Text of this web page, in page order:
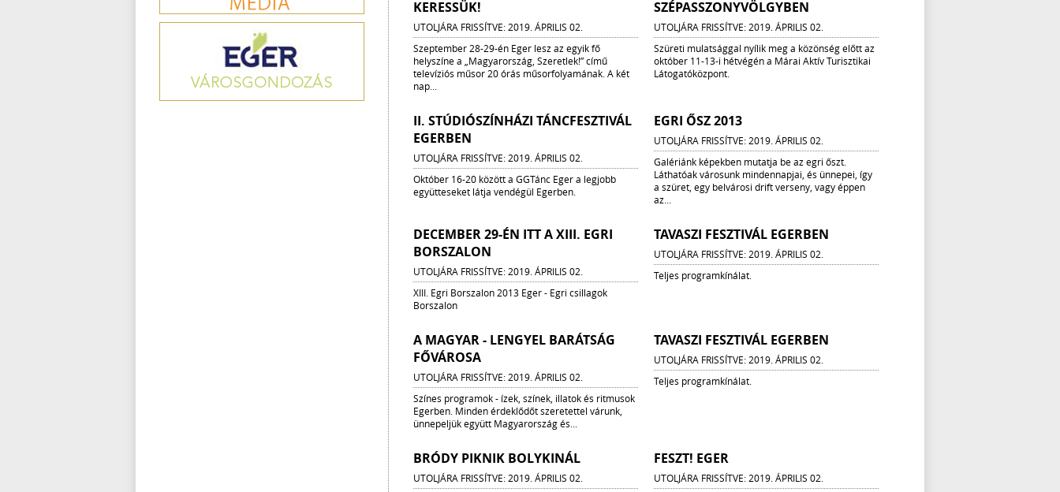
KERESSÜK!
UTOLJÁRA FRISSÍTVE: 2019. ÁPRILIS 02.
Szeptember 28-29-én Eger lesz az egyik fő
helyszíne a „Magyarország, Szeretlek!” című
televíziós műsor 20 órás műsorfolyamának. A két
nap...
SZÉPASSZONYVÖLGYBEN
UTOLJÁRA FRISSÍTVE: 2019. ÁPRILIS 02.
Szüreti mulatsággal nyílik meg a közönség előtt az
október 11-13-i hétvégén a Márai Aktív Turisztikai
Látogatóközpont.
II. STÚDIÓSZÍNHÁZI TÁNCFESZTIVÁL
EGERBEN
UTOLJÁRA FRISSÍTVE: 2019. ÁPRILIS 02.
Október 16-20 között a GGTánc Eger a legjobb
együtteseket látja vendégül Egerben.
EGRI ŐSZ 2013
UTOLJÁRA FRISSÍTVE: 2019. ÁPRILIS 02.
Galériánk képekben mutatja be az egri őszt.
Láthatóak városunk mindennapjai, és ünnepei, így
a szüret, egy belvárosi drift verseny, vagy éppen
az...
DECEMBER 29-ÉN ITT A XIII. EGRI
BORSZALON
UTOLJÁRA FRISSÍTVE: 2019. ÁPRILIS 02.
XIII. Egri Borszalon 2013 Eger - Egri csillagok
Borszalon
TAVASZI FESZTIVÁL EGERBEN
UTOLJÁRA FRISSÍTVE: 2019. ÁPRILIS 02.
Teljes programkínálat.
A MAGYAR - LENGYEL BARÁTSÁG
FŐVÁROSA
UTOLJÁRA FRISSÍTVE: 2019. ÁPRILIS 02.
Színes programok - ízek, színek, illatok és ritmusok
Egerben. Minden érdeklődőt szeretettel várunk,
ünnepeljük együtt Magyarország és...
TAVASZI FESZTIVÁL EGERBEN
UTOLJÁRA FRISSÍTVE: 2019. ÁPRILIS 02.
Teljes programkínálat.
BRÓDY PIKNIK BOLYKINÁL
UTOLJÁRA FRISSÍTVE: 2019. ÁPRILIS 02.
FESZT! EGER
UTOLJÁRA FRISSÍTVE: 2019. ÁPRILIS 02.